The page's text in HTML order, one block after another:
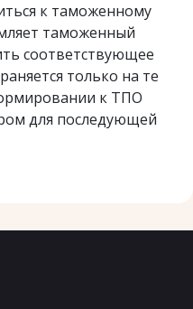
к таможенному
таможенный
соответствующее
только на те
к ТПО
для последующей